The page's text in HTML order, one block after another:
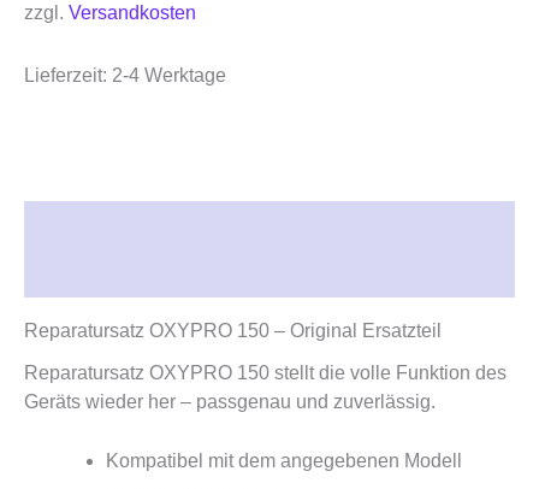
zzgl. Versandkosten
Lieferzeit: 2-4 Werktage
Reparatursatz OXYPRO 150 – Original Ersatzteil
Reparatursatz OXYPRO 150 stellt die volle Funktion des
Geräts wieder her – passgenau und zuverlässig.
Kompatibel mit dem angegebenen Modell